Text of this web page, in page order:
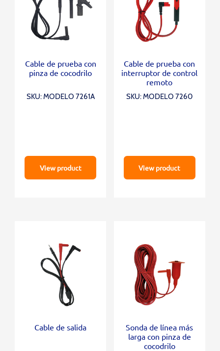
Cable de prueba con
pinza de cocodrilo
SKU: MODELO 7261A
View product
Cable de prueba con
interruptor de control
remoto
SKU: MODELO 7260
View product
Cable de salida
Sonda de línea más
larga con pinza de
cocodrilo